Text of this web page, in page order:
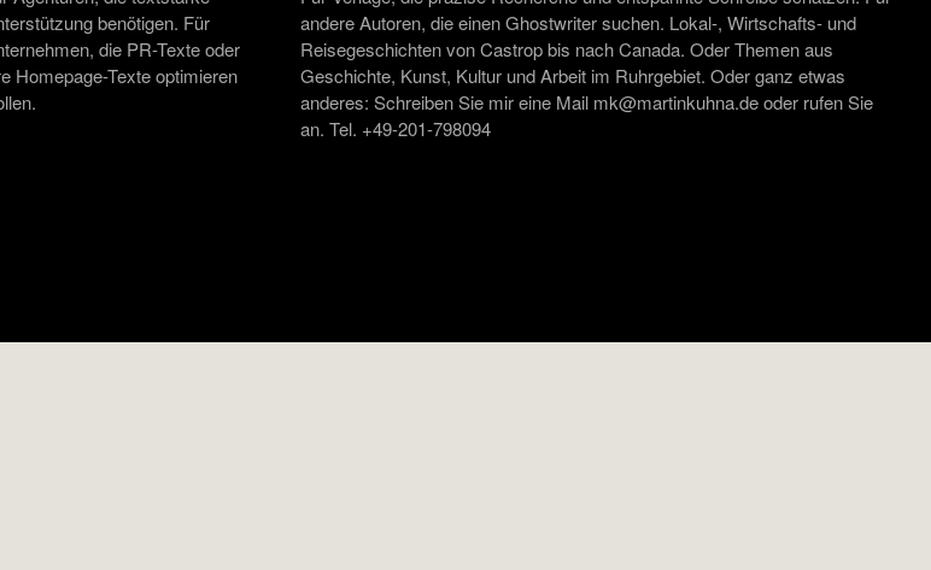
benötigen. Für
die PR-Texte oder
Homepage-Texte optimieren
andere Autoren, die einen Ghostwriter suchen. Lokal-, Wirtschafts- und
Reisegeschichten von Castrop bis nach Canada. Oder Themen aus
Geschichte, Kunst, Kultur und Arbeit im Ruhrgebiet. Oder ganz etwas
anderes: Schreiben Sie mir eine Mail mk@martinkuhna.de oder rufen Sie
an. Tel. +49-201-798094